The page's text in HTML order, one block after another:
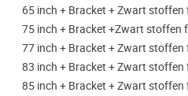
65 inch + Bracket + Zwart
75 inch + Bracket +Zwart stoffen
77 inch + Bracket + Zwart
83 inch + Bracket + Zwart
85 inch + Bracket + Zwart